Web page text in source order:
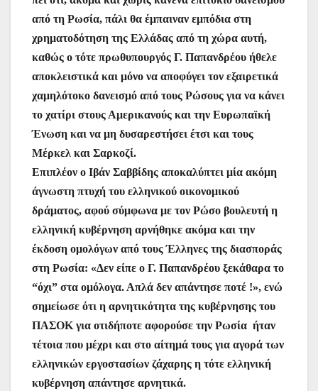
από τη Ρωσία, πάλι θα έμπαιναν εμπόδια στη
χρηματοδότηση της Ελλάδας από τη χώρα αυτή,
καθώς ο τότε πρωθυπουργός Γ. Παπανδρέου ήθελε
αποκλειστικά και μόνο να αποφύγει τον εξαιρετικά
χαμηλότοκο δανεισμό από τους Ρώσους για να κάνει
το χατίρι στους Αμερικανούς και την Ευρωπαϊκή
Ένωση και να μη δυσαρεστήσει έτσι και τους
Μέρκελ και Σαρκοζί.
Επιπλέον ο Ιβάν Σαββίδης αποκαλύπτει μία ακόμη
άγνωστη πτυχή του ελληνικού οικονομικού
δράματος, αφού σύμφωνα με τον Ρώσο βουλευτή η
ελληνική κυβέρνηση αρνήθηκε ακόμα και την
έκδοση ομολόγων από τους Έλληνες της διασποράς
στη Ρωσία: «Δεν είπε ο Γ. Παπανδρέου ξεκάθαρα το
“όχι” στα ομόλογα. Απλά δεν απάντησε ποτέ !», ενώ
σημείωσε ότι η αρνητικότητα της κυβέρνησης του
ΠΑΣΟΚ για οτιδήποτε αφορούσε την Ρωσία ήταν
τέτοια που μέχρι και στο αίτημά τους για αγορά των
ελληνικών εργοστασίων ζάχαρης η τότε ελληνική
κυβέρνηση απάντησε αρνητικά.